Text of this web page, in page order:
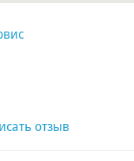
отзыв